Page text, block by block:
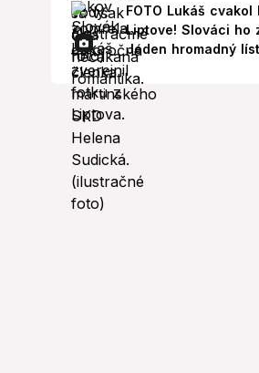
FOTO Lukáš
Liptove! Slováci ho
Jeden hromadný